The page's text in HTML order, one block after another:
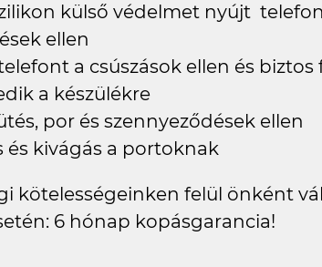
külső védelmet nyújt
ellen
a csúszások ellen és
a készülékre
por és szennyeződések ellen
és kivágás a portoknak
kötelességeinken felül önként
6 hónap kopásgarancia!